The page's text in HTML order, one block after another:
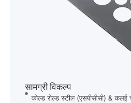
सामग्री विकल्प
कोल्ड रोल्ड स्टील (एसपीसीसी) & कलई